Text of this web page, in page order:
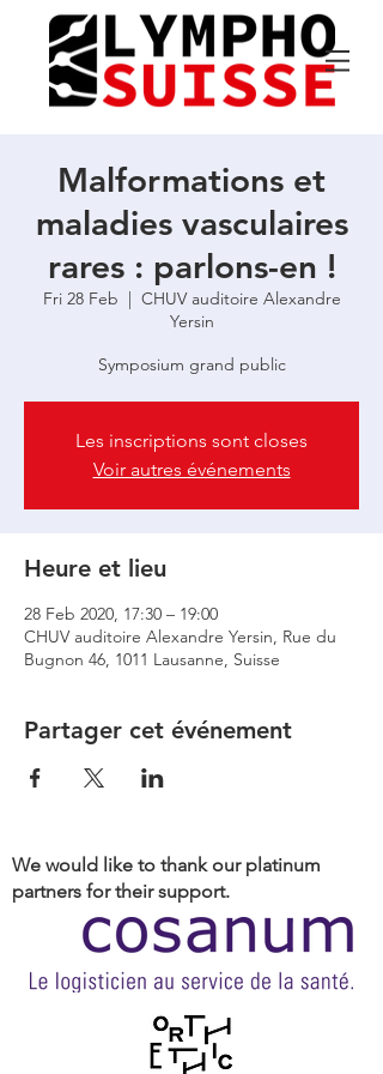
Malformations et
maladies vasculaires
rares : parlons-en !
Fri 28 Feb
  |
CHUV auditoire Alexandre
Yersin
Symposium grand public
Les inscriptions sont closes
Voir autres événements
Heure et lieu
28 Feb 2020, 17:30 – 19:00
CHUV auditoire Alexandre Yersin, Rue du
Bugnon 46, 1011 Lausanne, Suisse
Partager cet événement
We would like to thank our platinum
partners for their support.